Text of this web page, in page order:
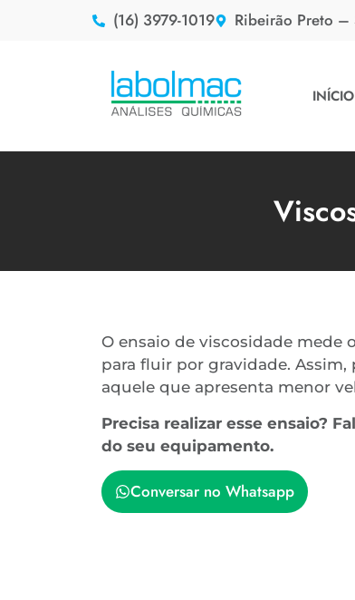
(16) 3979-1019 Ribeirão Preto –
INÍCIO
O ensaio de viscosidade
para fluir por gravidade.
aquele que apresenta menor
Precisa realizar esse ensaio?
do seu equipamento.
Conversar no Whatsapp